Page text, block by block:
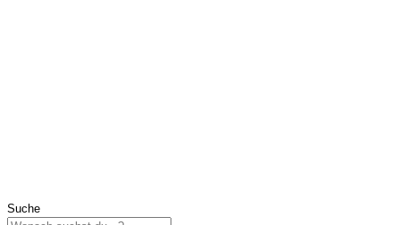
Suche